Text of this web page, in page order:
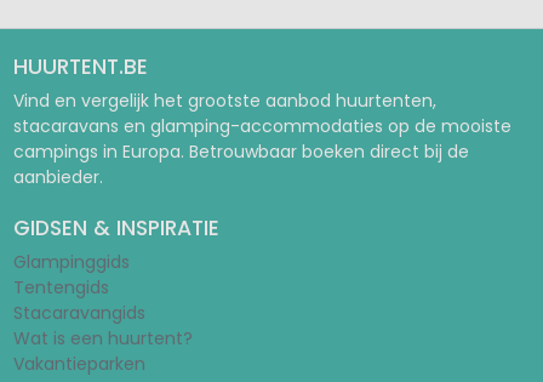
HUURTENT.BE
Vind en vergelijk het grootste aanbod huurtenten,
stacaravans en glamping-accommodaties op de mooiste
campings in Europa. Betrouwbaar boeken direct bij de
aanbieder.
GIDSEN & INSPIRATIE
Glampinggids
Tentengids
Stacaravangids
Wat is een huurtent?
Vakantieparken